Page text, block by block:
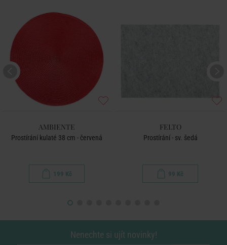
AMBIENTE
Prostírání kulaté 38 cm - červená
199 Kč
FELTO
Prostírání - sv. šedá
99 Kč
Nenechte si ujít novinky!